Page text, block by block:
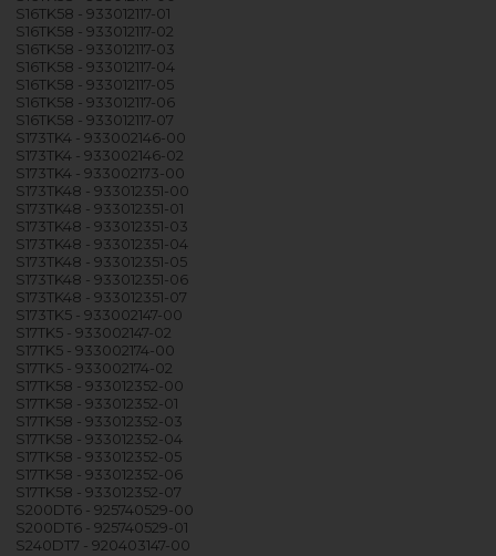
S16TK58 - 933012117-01
S16TK58 - 933012117-02
S16TK58 - 933012117-03
S16TK58 - 933012117-04
S16TK58 - 933012117-05
S16TK58 - 933012117-06
S16TK58 - 933012117-07
S173TK4 - 933002146-00
S173TK4 - 933002146-02
S173TK4 - 933002173-00
S173TK48 - 933012351-00
S173TK48 - 933012351-01
S173TK48 - 933012351-03
S173TK48 - 933012351-04
S173TK48 - 933012351-05
S173TK48 - 933012351-06
S173TK48 - 933012351-07
S173TK5 - 933002147-00
S17TK5 - 933002147-02
S17TK5 - 933002174-00
S17TK5 - 933002174-02
S17TK58 - 933012352-00
S17TK58 - 933012352-01
S17TK58 - 933012352-03
S17TK58 - 933012352-04
S17TK58 - 933012352-05
S17TK58 - 933012352-06
S17TK58 - 933012352-07
S200DT6 - 925740529-00
S200DT6 - 925740529-01
S240DT7 - 920403147-00